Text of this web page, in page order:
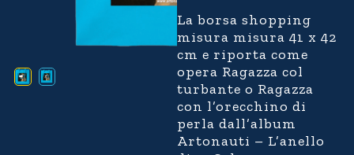
La borsa shopping
misura misura 41 x 42
cm e riporta come
opera Ragazza col
turbante o Ragazza
con l’orecchino di
perla dall’album
Artonauti – L’anello